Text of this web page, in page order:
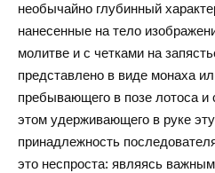
необычайно глубинный
нанесенные на тело
молитве и с четками на
представлено в виде монаха
пребывающего в позе лотоса и
этом удерживающего в руке
принадлежность
это неспроста: являясь